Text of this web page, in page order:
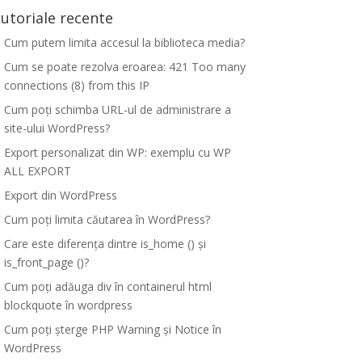
recente
Cum putem limita accesul la biblioteca media?
Cum se poate rezolva eroarea: 421 Too many
connections (8) from this IP
Cum poți schimba URL-ul de administrare a
site-ului WordPress?
Export personalizat din WP: exemplu cu WP
ALL EXPORT
Export din WordPress
Cum poți limita căutarea în WordPress?
Care este diferența dintre is_home () și
is_front_page ()?
Cum poți adăuga div în containerul html
blockquote în wordpress
Cum poți șterge PHP Warning și Notice în
WordPress